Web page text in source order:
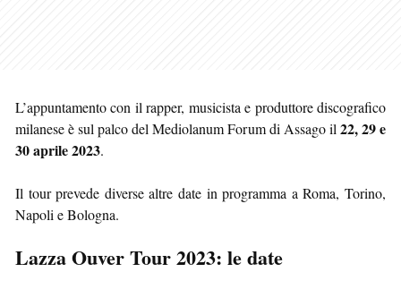
L’appuntamento con il rapper, musicista e produttore discografico
milanese è sul palco del Mediolanum Forum di Assago il 22, 29 e
30 aprile 2023.
Il tour prevede diverse altre date in programma a Roma, Torino,
Napoli e Bologna.
Lazza Ouver Tour 2023: le date